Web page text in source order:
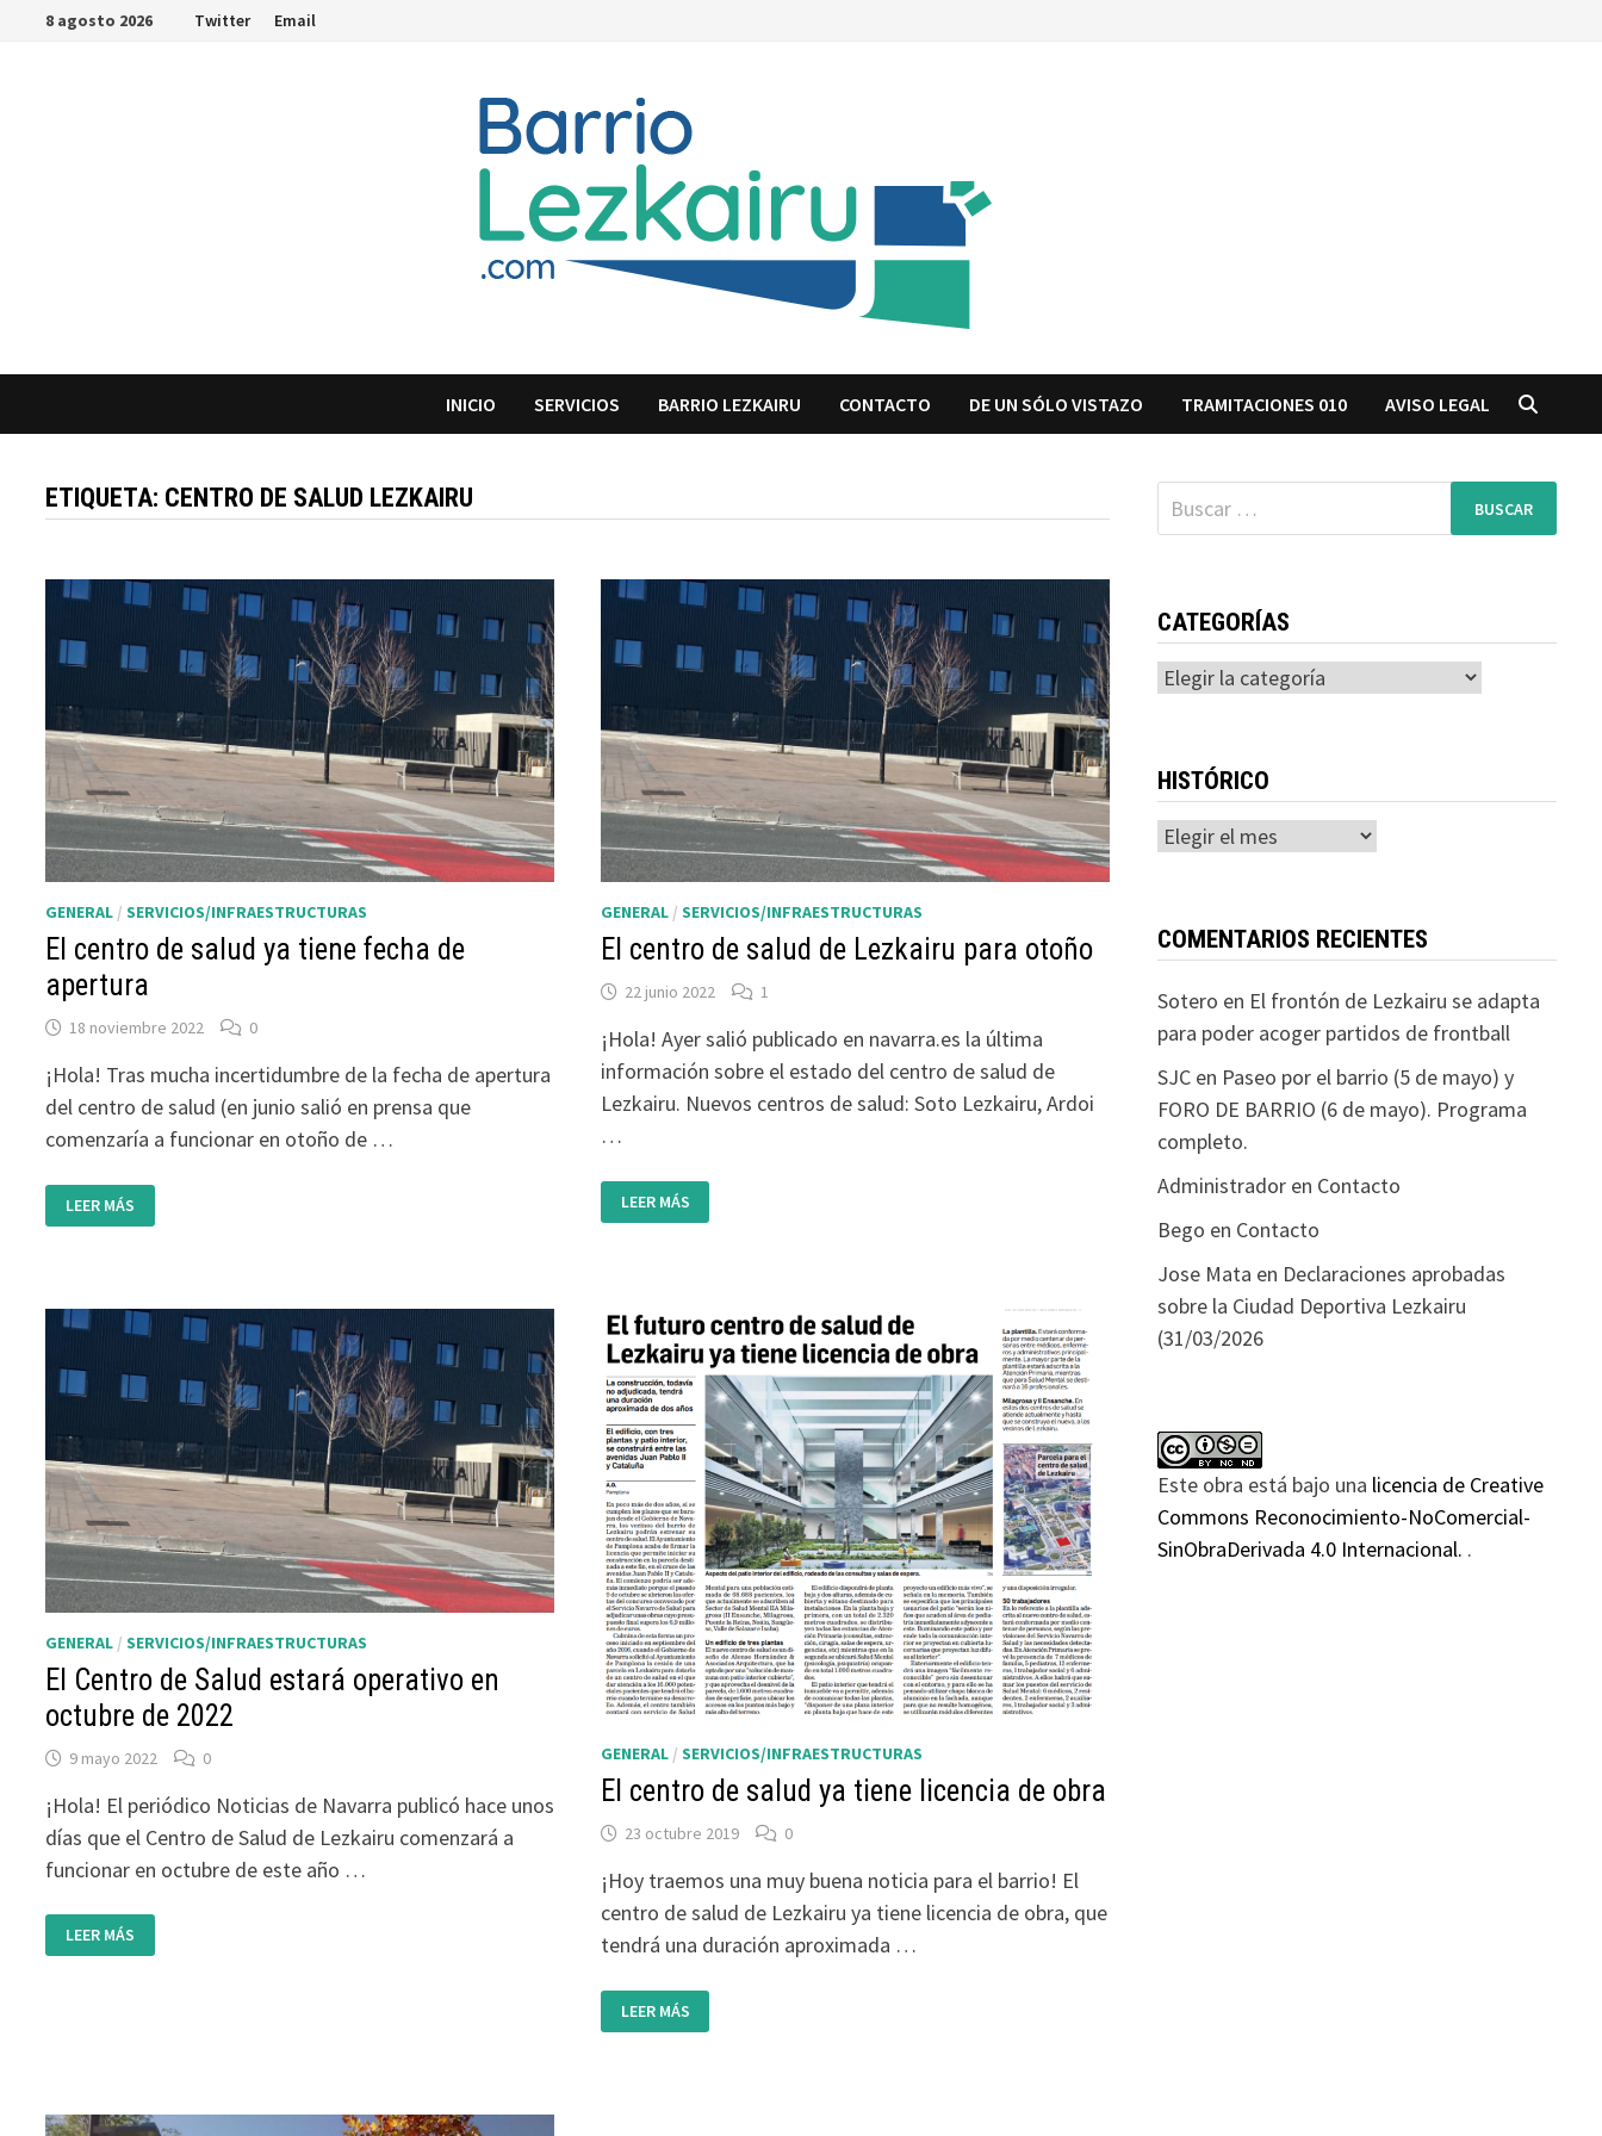
Saltar8 agosto 2026 Twitter Email
INICIO SERVICIOS BARRIO LEZKAIRU CONTACTO DE UN SÓLO VISTAZO TRAMITACIONES 010 AVISO LEGAL
ETIQUETA: CENTRO DE SALUD LEZKAIRU
GENERAL /SERVICIOS/INFRAESTRUCTURAS
El centro de salud ya tiene fecha de
apertura
18 noviembre 2022 0
¡Hola! Tras mucha incertidumbre de la fecha de apertura
del centro de salud (en junio salió en prensa que
comenzaría a funcionar en otoño de …
CENTRO
DE
DE
APERTURA
LEER MÁS
GENERAL/ SERVICIOS/INFRAESTRUCTURAS
El centro de salud de Lezkairu para otoño
22 junio 2022 1
¡Hola! Ayer salió publicado en navarra.es la última
información sobre el estado del centro de salud de
Lezkairu. Nuevos centros de salud: Soto Lezkairu, Ardoi
…
CENTRO
DE
LEER MÁS
GENERAL /SERVICIOS/INFRAESTRUCTURAS
El Centro de Salud estará operativo en
octubre de 2022
9 mayo 2022 0
¡Hola! El periódico Noticias de Navarra publicó hace unos
días que el Centro de Salud de Lezkairu comenzará a
funcionar en octubre de este año …
CENTRO
DE
LEER MÁS
GENERAL/ SERVICIOS/INFRAESTRUCTURAS
El centro de salud ya tiene licencia de obra
23 octubre 2019 0
¡Hoy traemos una muy buena noticia para el barrio! El
centro de salud de Lezkairu ya tiene licencia de obra, que
tendrá una duración aproximada …
CENTRO
DE
LEER MÁS
Buscar:
CATEGORÍAS
Categorías
HISTÓRICO
Histórico
COMENTARIOS RECIENTES
Sotero en El frontón de Lezkairu se adapta
para poder acoger partidos de frontball
SJCen Paseo por el barrio (5 de mayo) y
FORO DE BARRIO (6 de mayo). Programa
completo.
Administradoren Contacto
Bego en Contacto
Jose Mata en Declaraciones aprobadas
sobre la Ciudad Deportiva Lezkairu
(31/03/2026
Este obra está bajo una licencia de Creative
Commons Reconocimiento-NoComercial-
SinObraDerivada 4.0 Internacional. .